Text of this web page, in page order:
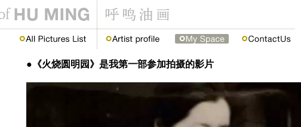
●《火烧圆明园》是我第一部参加拍摄的影片